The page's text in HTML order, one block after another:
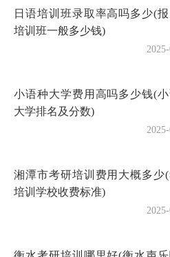
日语培训班录取率高吗多少(
培训班一般多少钱)
小语种大学费用高吗多少钱(
大学排名及分数)
湘潭市考研培训费用大概多少
培训学校收费标准)